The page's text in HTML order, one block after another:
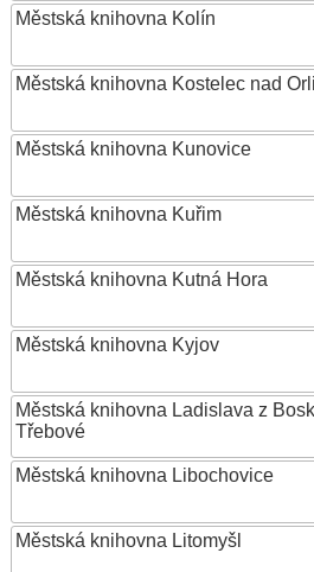
Městská knihovna Kolín
Městská knihovna Kostelec nad
Městská knihovna Kunovice
Městská knihovna Kuřim
Městská knihovna Kutná Hora
Městská knihovna Kyjov
Městská knihovna Ladislava z
Třebové
Městská knihovna Libochovice
Městská knihovna Litomyšl